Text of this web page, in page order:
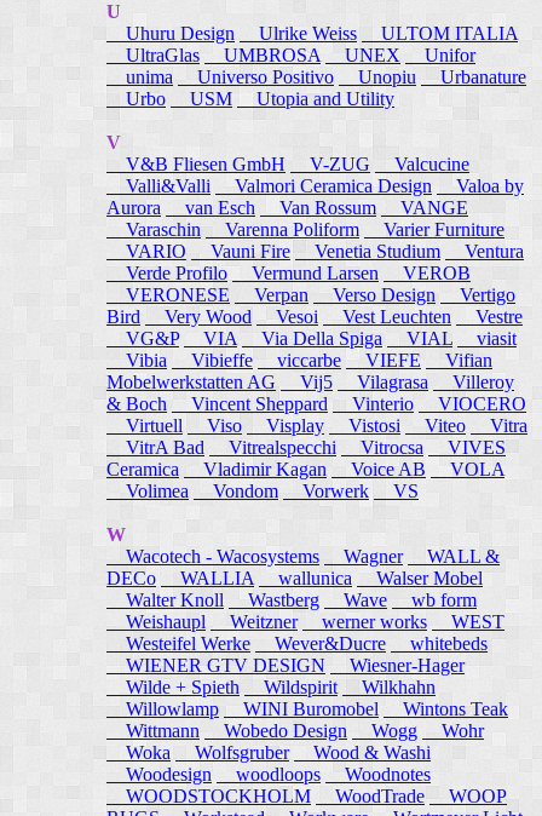
U
Uhuru Design
Ulrike Weiss
ULTOM ITALIA
UltraGlas
UMBROSA UNEX
Unifor
unima
Universo Positivo Unopiu
Urbanature
Urbo
USM Utopia and Utility
V
V&B Fliesen GmbH
V-ZUG
Valcucine
Valli&Valli
Valmori Ceramica Design
Valoa by
Aurora
van Esch Van Rossum
VANGE
Varaschin
Varenna Poliform
Varier Furniture
VARIO
Vauni Fire Venetia Studium
Ventura
Verde Profilo
Vermund Larsen
VEROB
VERONESE
Verpan Verso Design
Vertigo
Bird
Very Wood Vesoi Vest Leuchten
Vestre
VG&P
VIA Via Della Spiga VIAL
viasit
Vibia
Vibieffe viccarbe VIEFE
Vifian
Mobelwerkstatten AG
Vij5 Vilagrasa
Villeroy
& Boch
Vincent Sheppard Vinterio
VIOCERO
Virtuell
Viso Visplay Vistosi Viteo
Vitra
VitrA Bad
Vitrealspecchi Vitrocsa
VIVES
Ceramica
Vladimir Kagan Voice AB
VOLA
Volimea
Vondom Vorwerk VS
W
Wacotech - Wacosystems
Wagner
WALL &
DECo
WALLIA wallunica
Walser Mobel
Walter Knoll
Wastberg Wave
wb form
Weishaupl
Weitzner werner works
WEST
Westeifel Werke
Wever&Ducre
whitebeds
WIENER GTV DESIGN
Wiesner-Hager
Wilde + Spieth
Wildspirit
Wilkhahn
Willowlamp
WINI Buromobel
Wintons Teak
Wittmann
Wobedo Design Wogg
Wohr
Woka
Wolfsgruber
Wood & Washi
Woodesign
woodloops
Woodnotes
WOODSTOCKHOLM
WoodTrade
WOOP